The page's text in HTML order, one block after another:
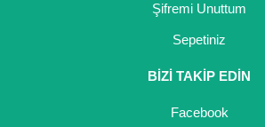
Şifremi Unuttum
Sepetiniz
BİZİ TAKİP EDİN
Facebook